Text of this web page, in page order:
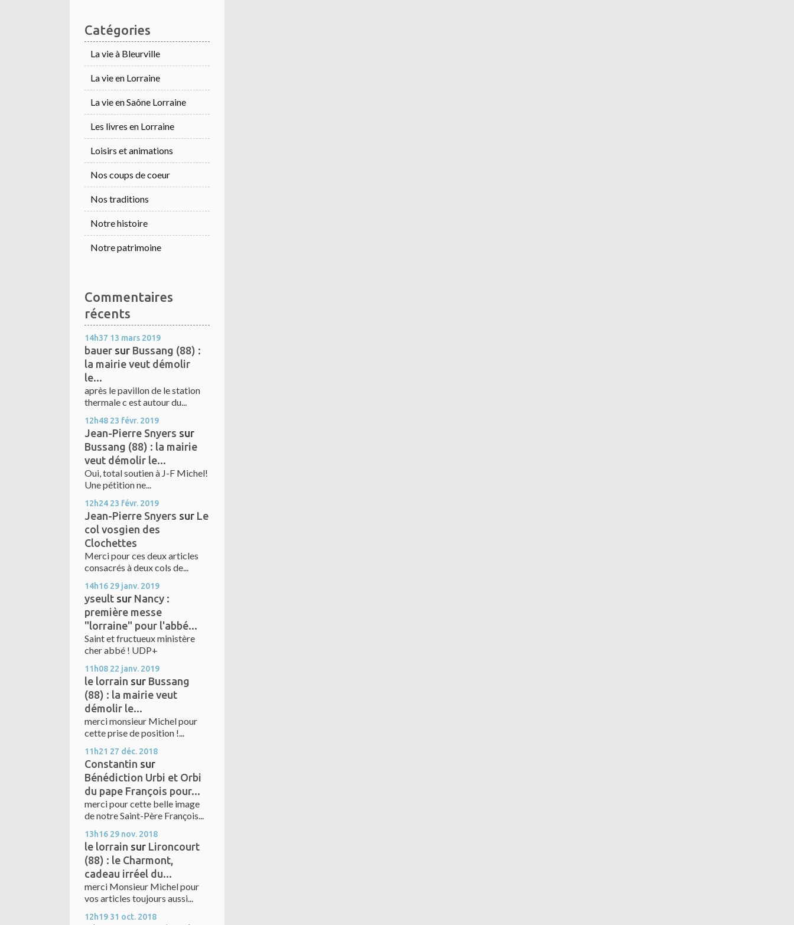
Catégories
La vie à Bleurville
La vie en Lorraine
La vie en Saône Lorraine
Les livres en Lorraine
Loisirs et animations
Nos coups de coeur
Nos traditions
Notre histoire
Notre patrimoine
Commentaires
récents
14h37 13 mars 2019
bauer sur Bussang (88) :
la mairie veut démolir
le...
après le pavillon de le station
thermale c est autour du...
12h48 23 févr. 2019
Jean-Pierre Snyers sur
Bussang (88) : la mairie
veut démolir le...
Oui, total soutien à J-F Michel!
Une pétition ne...
12h24 23 févr. 2019
Jean-Pierre Snyers sur Le
col vosgien des
Clochettes
Merci pour ces deux articles
consacrés à deux cols de...
14h16 29 janv. 2019
yseult sur Nancy :
première messe
"lorraine" pour l'abbé...
Saint et fructueux ministère
cher abbé ! UDP+
11h08 22 janv. 2019
le lorrain sur Bussang
(88) : la mairie veut
démolir le...
merci monsieur Michel pour
cette prise de position !...
11h21 27 déc. 2018
Constantin sur
Bénédiction Urbi et Orbi
du pape François pour...
merci pour cette belle image
de notre Saint-Père François...
13h16 29 nov. 2018
le lorrain sur Lironcourt
(88) : le Charmont,
cadeau irréel du...
merci Monsieur Michel pour
vos articles toujours aussi...
12h19 31 oct. 2018